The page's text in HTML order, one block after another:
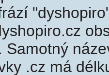
Samotný
.cz má